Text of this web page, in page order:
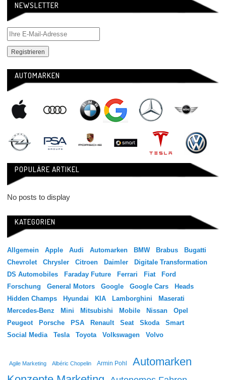
NEWSLETTER
AUTOMARKEN
POPULÄRE ARTIKEL
No posts to display
KATEGORIEN
Allgemein Apple Audi Automarken BMW Brabus
Bugatti
Chevrolet
Chrysler Citroen Daimler
Digitale Transformation
DS Automobiles
Faraday Future Ferrari Fiat
Ford
Forschung
General Motors Google Google Cars
Heads
Hidden Champs
Hyundai KIA Lamborghini
Maserati
Mercedes-Benz
Mini Mitsubishi Mobile Nissan
Opel
Peugeot
Porsche PSA Renault Seat Skoda
Smart
Social Media
Tesla Toyota Volkswagen Volvo
Agile Marketing Albéric Chopelin Armin Pohl
Automarken